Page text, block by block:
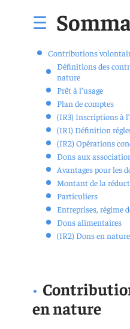
Contributions
Définitions des
nature
Prêt à l’usage
Plan de comptes
(IR3) Inscriptions à
(IR1) Définition
(IR2) Opérations
Dons aux
Avantages pour les
Montant de la
Particuliers
Entreprises, régime
Dons alimentaires
(IR2) Dons en nature
en nature